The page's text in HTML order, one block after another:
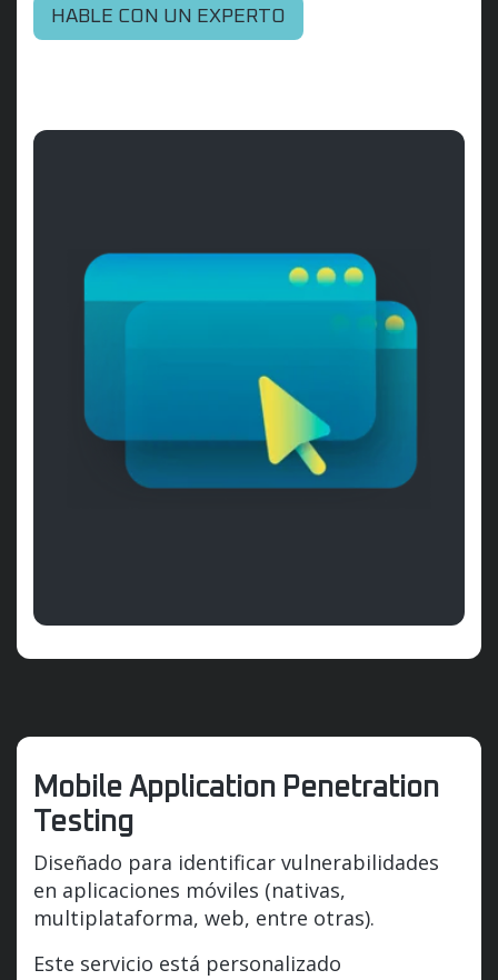
HABLE CON UN EXPERTO
Mobile Application Penetration
Testing
Diseñado para identificar vulnerabilidades
en aplicaciones móviles (nativas,
multiplataforma, web, entre otras).
Este servicio está personalizado